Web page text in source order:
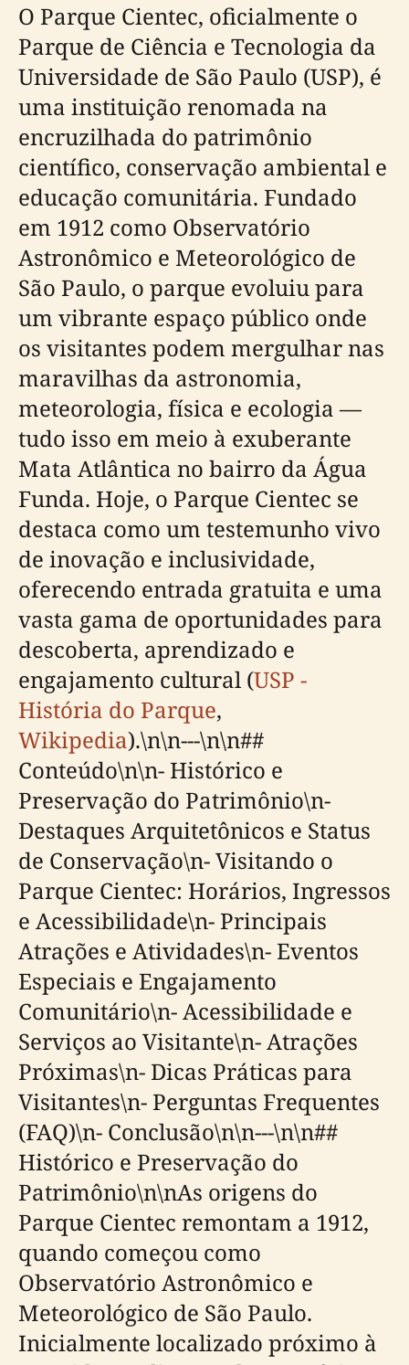
O Parque Cientec, oficialmente o
Parque de Ciência e Tecnologia da
Universidade de São Paulo (USP), é
uma instituição renomada na
encruzilhada do patrimônio
científico, conservação ambiental e
educação comunitária. Fundado
em 1912 como Observatório
Astronômico e Meteorológico de
São Paulo, o parque evoluiu para
um vibrante espaço público onde
os visitantes podem mergulhar nas
maravilhas da astronomia,
meteorologia, física e ecologia —
tudo isso em meio à exuberante
Mata Atlântica no bairro da Água
Funda. Hoje, o Parque Cientec se
destaca como um testemunho vivo
de inovação e inclusividade,
oferecendo entrada gratuita e uma
vasta gama de oportunidades para
descoberta, aprendizado e
engajamento cultural (USP -
História do Parque,
Wikipedia).\n\n---\n\n##
Conteúdo\n\n- Histórico e
Preservação do Patrimônio\n-
Destaques Arquitetônicos e Status
de Conservação\n- Visitando o
Parque Cientec: Horários, Ingressos
e Acessibilidade\n- Principais
Atrações e Atividades\n- Eventos
Especiais e Engajamento
Comunitário\n- Acessibilidade e
Serviços ao Visitante\n- Atrações
Próximas\n- Dicas Práticas para
Visitantes\n- Perguntas Frequentes
(FAQ)\n- Conclusão\n\n---\n\n##
Histórico e Preservação do
Patrimônio\n\nAs origens do
Parque Cientec remontam a 1912,
quando começou como
Observatório Astronômico e
Meteorológico de São Paulo.
Inicialmente localizado próximo à